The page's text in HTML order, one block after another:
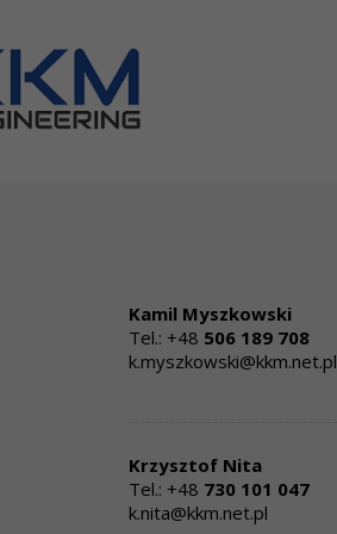
Kamil Myszkowski
Tel.: +48 506 189 708
k.myszkowski@kkm.net.pl
Krzysztof Nita
Tel.: +48 730 101 047
k.nita@kkm.net.pl